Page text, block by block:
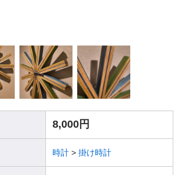
8,000円
時計 > 掛け時計